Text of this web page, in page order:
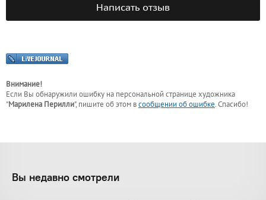
Написать отзыв
Внимание!
Если Вы обнаружили ошибку на персональной странице художника
"Марилена Перилли", пишите об этом всообщении об ошибке. Спасибо!
Вы недавно смотрели